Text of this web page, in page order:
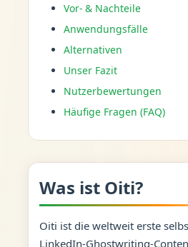
Vor- & Nachteile
Anwendungsfälle
Alternativen
Unser Fazit
Nutzerbewertungen
Häufige Fragen (FAQ)
Was ist Oiti?
Oiti ist die weltweit erste
LinkedIn-Ghostwriting-